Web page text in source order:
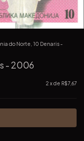
do Norte, 10 Denaris -
- 2006
2 x de R$7,67